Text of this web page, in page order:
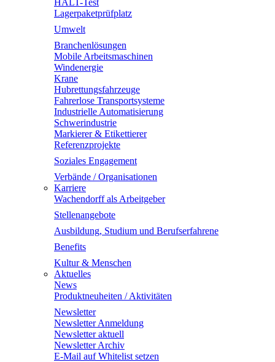
HALT-Test
Lagerpaketprüfplatz
Umwelt
Branchenlösungen
Mobile Arbeitsmaschinen
Windenergie
Krane
Hubrettungsfahrzeuge
Fahrerlose Transportsysteme
Industrielle Automatisierung
Schwerindustrie
Markierer & Etikettierer
Referenzprojekte
Soziales Engagement
Verbände / Organisationen
Karriere
Wachendorff als Arbeitgeber
Stellenangebote
Ausbildung, Studium und Berufserfahrene
Benefits
Kultur & Menschen
Aktuelles
News
Produktneuheiten / Aktivitäten
Newsletter
Newsletter Anmeldung
Newsletter aktuell
Newsletter Archiv
E-Mail auf Whitelist setzen